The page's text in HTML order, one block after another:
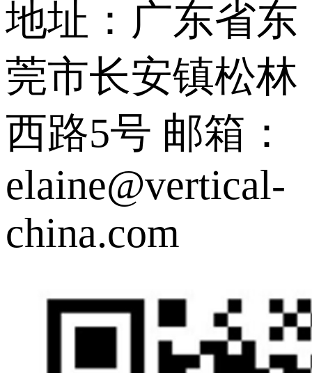
地址：广东省东
莞市长安镇松林
西路5号 邮箱：
elaine@vertical-
china.com